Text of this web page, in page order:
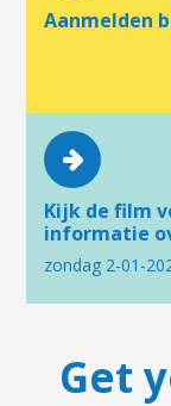
Aanmelden
Kijk de film
informatie
zondag 2-01-
Get